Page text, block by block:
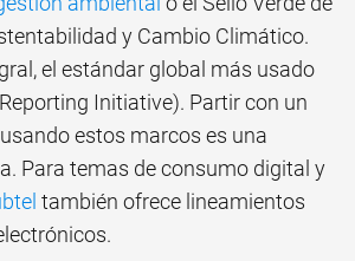
y Cambio Climático.
el estándar global más usado
Initiative). Partir con un
estos marcos es una
Para temas de consumo digital y
también ofrece lineamientos